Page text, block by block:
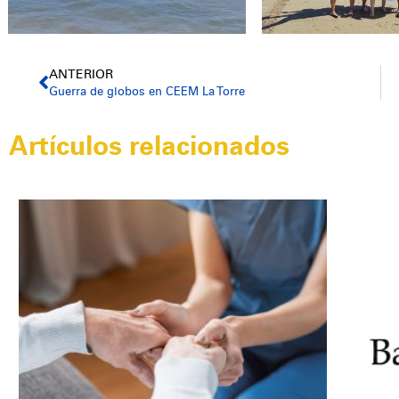
ANTERIOR
Guerra de globos en CEEM La Torre
Artículos relacionados